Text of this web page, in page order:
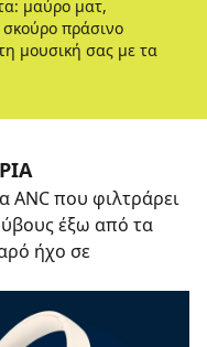
μαύρο ματ,
πράσινο
μουσική σας με τα
ANC που φιλτράρει
έξω από τα
ήχο σε